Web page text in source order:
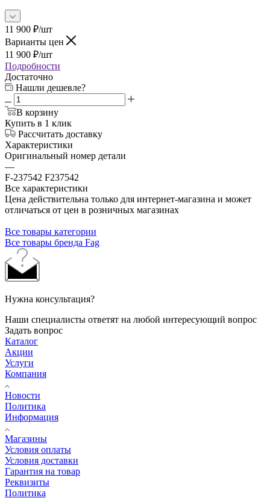
11 900 ₽/шт
Варианты цен
11 900 ₽/шт
Подробности
Достаточно
Нашли дешевле?
В корзину
Купить в 1 клик
Рассчитать доставку
Характеристики
Оригинальный номер детали
—
F-237542 F237542
Все характеристики
Цена действительна только для интернет-магазина и может
отличаться от цен в розничных магазинах
Все товары категории
Все товары бренда Fag
Нужна консультация?
Наши специалисты ответят на любой интересующий вопрос
Задать вопрос
Каталог
Акции
Услуги
Компания
Новости
Политика
Информация
Магазины
Условия оплаты
Условия доставки
Гарантия на товар
Реквизиты
Политика